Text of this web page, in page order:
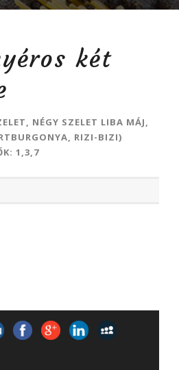
két
NÉGY SZELET LIBA MÁJ,
RIZI-BIZI)
1,3,7